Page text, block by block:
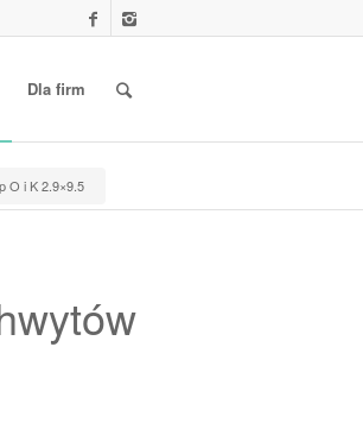
Dla firm
O i K 2.9×9.5